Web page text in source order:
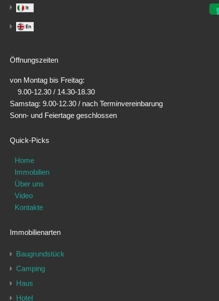
Öffnungszeiten
von Montag bis Freitag:
9.00-12.30 / 14.30-18.30
Samstag: 9.00-12.30 / nach Terminvereinbarung
Sonn- und Feiertage geschlossen
Quick-Picks
Home
Immobilien
Über uns
Video
Kontakte
Immobilienarten
Baugrundstück
Camping
Haus
Hotel